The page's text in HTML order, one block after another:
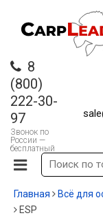
8
(800)
222-30-
97
Звонок по
России —
бесплатный
Главная Всё для
ESP